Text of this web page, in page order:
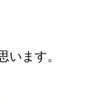
ます。